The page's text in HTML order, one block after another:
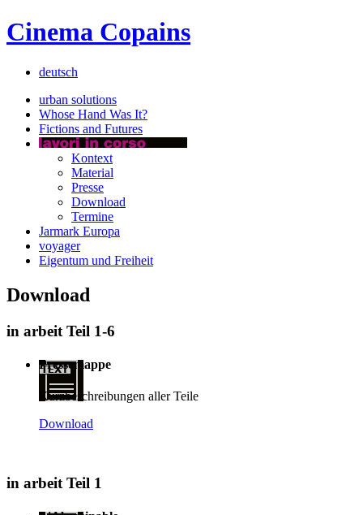
Cinema Copains
deutsch
urban solutions
Whose Hand Was It?
Fictions and Futures
Kontext
Material
Presse
Download
Termine
Jarmark Europa
voyager
Eigentum und Freiheit
Download
in arbeit Teil 1-6
Pressemappe
Kurzbeschreibungen aller Teile
Download
in arbeit Teil 1